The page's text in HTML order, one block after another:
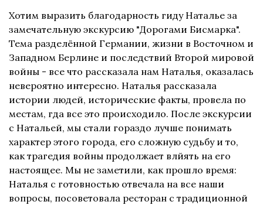
Хотим выразить благодарность гиду Наталье за
замечательную экскурсию "Дорогами Бисмарка".
Тема разделённой Германии, жизни в Восточном и
Западном Берлине и последствий Второй мировой
войны - все что рассказала нам Наталья, оказалась
невероятно интересно. Наталья рассказала
истории людей, исторические факты, провела по
местам, гда все это происходило. После экскурсии
с Натальей, мы стали гораздо лучше понимать
характер этого города, его сложную судьбу и то,
как трагедия войны продолжает влйять на его
настоящее. Мы не заметили, как прошло время:
Наталья с готовностью отвечала на все наши
вопросы, посоветовала ресторан с традиционной